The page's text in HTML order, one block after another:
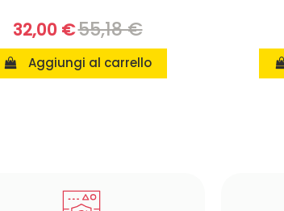
32,00 €55,18 €
Aggiungi al carrello